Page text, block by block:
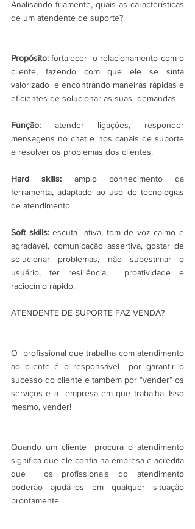
Analisando friamente, quais as características
de um atendente de suporte?
Propósito: fortalecer  o relacionamento com o
cliente, fazendo com que ele se sinta
valorizado  e encontrando maneiras rápidas e
eficientes de solucionar as suas  demandas.
Função: atender ligações, responder
mensagens no chat e nos canais de suporte
e resolver os problemas dos clientes.
Hard skills: amplo conhecimento da
ferramenta, adaptado ao uso de tecnologias
de atendimento.
Soft skills: escuta  ativa, tom de voz calmo e
agradável, comunicação assertiva, gostar de
solucionar problemas, não subestimar o
usuário, ter resiliência,  proatividade e
raciocínio rápido.
ATENDENTE DE SUPORTE FAZ VENDA?
O  profissional que trabalha com atendimento
ao cliente é o responsável  por garantir o
sucesso do cliente e também por “vender” os
serviços e a  empresa em que trabalha. Isso
mesmo, vender!
Quando um cliente  procura o atendimento
significa que ele confia na empresa e acredita
que  os profissionais do atendimento
poderão ajudá-los em qualquer situação
prontamente.